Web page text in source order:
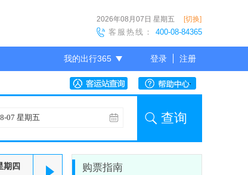
2026年08月07日 星期五 [切换]
客服热线： 400-08-84365
我的出行365 登录 注册
尊敬的会员
查询
期四 购票指南